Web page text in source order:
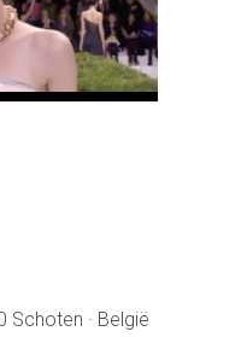
Schoten · België